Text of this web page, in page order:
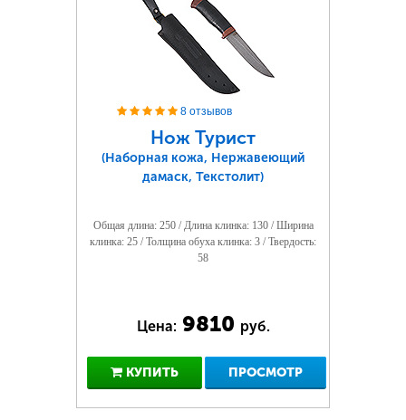
8 отзывов
Нож Турист
(Наборная кожа, Нержавеющий
дамаск, Текстолит)
Общая длина: 250 / Длина клинка: 130 / Ширина
клинка: 25 / Толщина обуха клинка: 3 / Твердость:
58
Цена: 9810 руб.
КУПИТЬ ПРОСМОТР